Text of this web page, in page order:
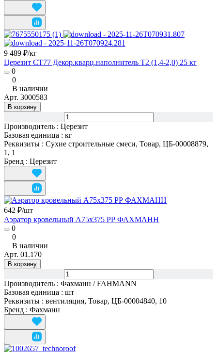
9 489 ₽/кг
Церезит СТ77 Декор.кварц.наполнитель T2 (1,4-2,0) 25 кг
0
0
В наличии
Арт. 3000583
В корзину
Производитель : Церезит
Базовая единица : кг
Реквизиты : Сухие строительные смеси, Товар, ЦБ-00008879,
1, 1
Бренд : Церезит
642 ₽/шт
Аэратор кровельный А75х375 РР ФАХМАНН
0
0
В наличии
Арт. 01.170
В корзину
Производитель : Фахманн / FAHMANN
Базовая единица : шт
Реквизиты : вентиляция, Товар, ЦБ-00004840, 10
Бренд : Фахманн